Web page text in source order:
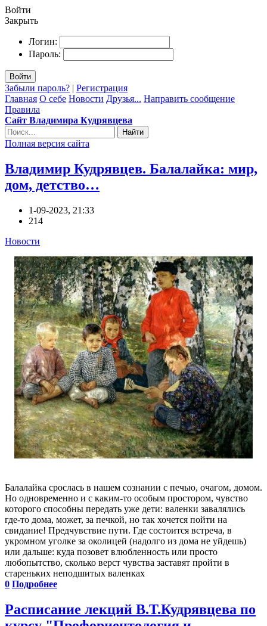
Войти
Закрыть
Логин:
Пароль:
Войти
Забыли пароль? | Регистрация
Главная О себе Новости Друзья... Направить сообщение
Правила
Сайт Владимира Кудрявцева
Найти
Полная версия сайта
Владимир Кудрявцев. Балалайка: мир,
дом, детство…
1-09-2023, 21:33
214
Новости
Балалайка срослась в нашем сознании с печью, очагом, домом.
Но одновременно и с каким-то особым простором, чувство
которого способны передать уже дети: валенки завалялись
где-то дома, может, за печкой, но так хочется пойти на
свидание! Предчувствие пути. Где состоится встреча, в
укромном уголке за околицей (надолго из дома не уйдешь)
или дальше: куда позовет влюбленность или просто
любопытство, сколько верст чувства заставят пройти в
стареньких неподшитых валенках
0 Подробнее
Расписание лекций В.Т.Кудрявцева по